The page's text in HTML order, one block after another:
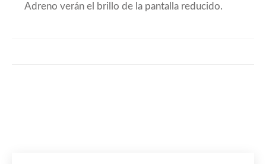
Adreno verán el brillo de la pantalla reducido.